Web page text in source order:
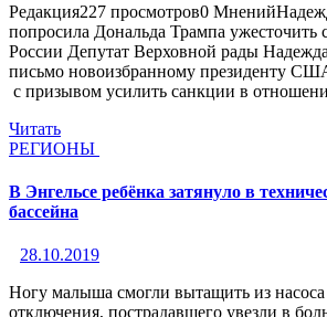
Редакция227 просмотров0
попросила Дональда Трампа ужесточить
России Депутат Верховной рады
письмо новоизбранному президенту
с призывом усилить санкции в
Читать
РЕГИОНЫ
В Энгельсе ребёнка затянуло в
бассейна
28.10.2019
Ногу малыша смогли вытащить из насоса
отключения, пострадавшего увезли в